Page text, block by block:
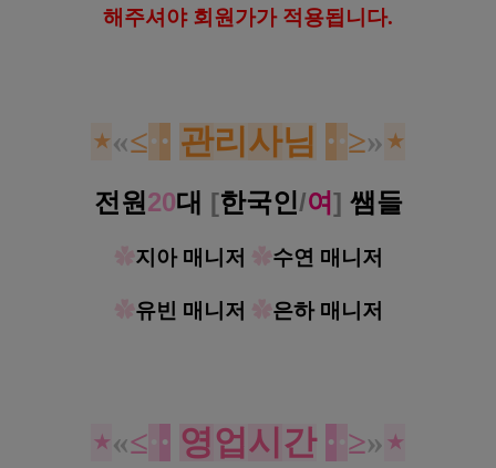
해 주셔야 회원가가 적용됩니다.
⋆«≤·· 관리 사님 ··≥»⋆
전원 20대 [한국인/여] 쌤들
지아 매니저 수연 매니저
유빈 매니저 은하 매니저
⋆«≤ · 영업 시 간 · ≥»⋆